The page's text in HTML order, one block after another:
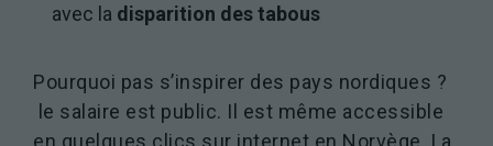
avec la disparition des tabous
Pourquoi pas s’inspirer des pays nordiques ?
le salaire est public. Il est même accessible